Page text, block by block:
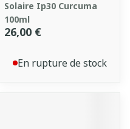
Solaire Ip30 Curcuma
100ml
26,00 €
En rupture de stock